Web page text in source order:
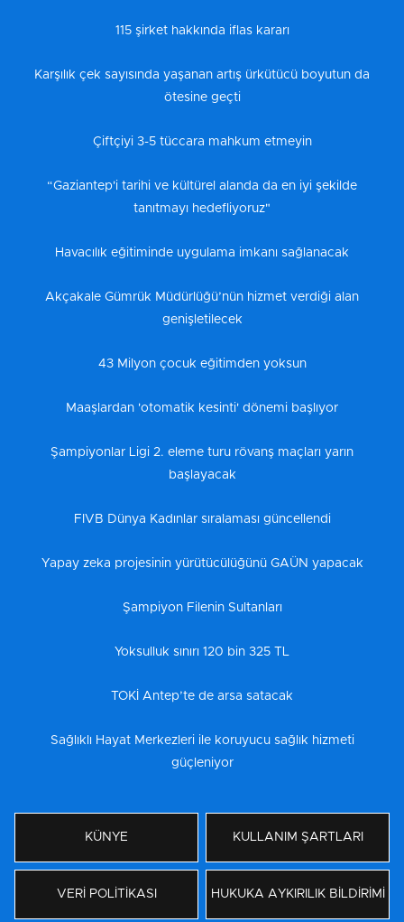
115 şirket hakkında iflas kararı
Karşılık çek sayısında yaşanan artış ürkütücü boyutun da
ötesine geçti
Çiftçiyi 3-5 tüccara mahkum etmeyin
“Gaziantep'i tarihi ve kültürel alanda da en iyi şekilde
tanıtmayı hedefliyoruz"
Havacılık eğitiminde uygulama imkanı sağlanacak
Akçakale Gümrük Müdürlüğü’nün hizmet verdiği alan
genişletilecek
43 Milyon çocuk eğitimden yoksun
Maaşlardan 'otomatik kesinti' dönemi başlıyor
Şampiyonlar Ligi 2. eleme turu rövanş maçları yarın
başlayacak
FIVB Dünya Kadınlar sıralaması güncellendi
Yapay zeka projesinin yürütücülüğünü GAÜN yapacak
Şampiyon Filenin Sultanları
Yoksulluk sınırı 120 bin 325 TL
TOKİ Antep’te de arsa satacak
Sağlıklı Hayat Merkezleri ile koruyucu sağlık hizmeti
güçleniyor
KÜNYE KULLANIM ŞARTLARI
VERİ POLİTİKASI HUKUKA AYKIRILIK BİLDİRİMİ